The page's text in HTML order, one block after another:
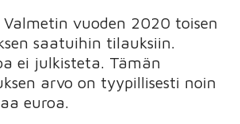
vuoden 2020 toisen
saatuihin tilauksiin.
ei julkisteta. Tämän
arvo on tyypillisesti noin
euroa.